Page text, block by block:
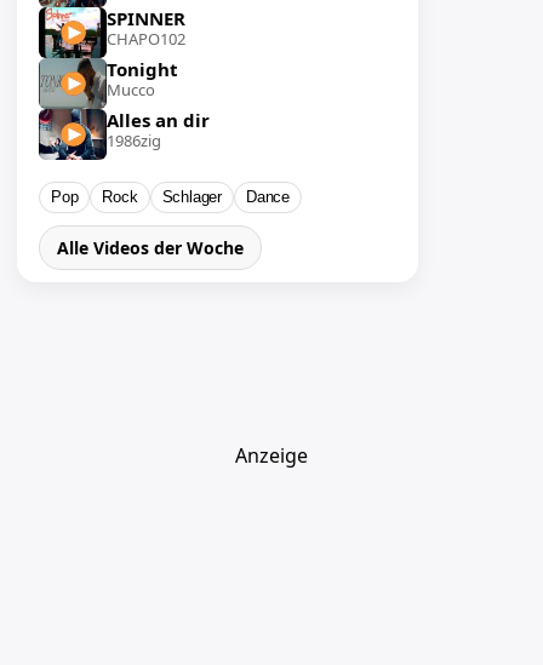
SPINNER
CHAPO102
Tonight
Mucco
Alles an dir
1986zig
Pop Rock Schlager Dance
Alle Videos der Woche
Anzeige